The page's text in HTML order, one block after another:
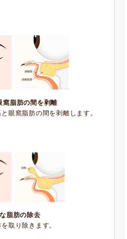
窩脂肪の間を剥離
眼窩脂肪の間を剥離します。
脂肪の除去
取り除きます。